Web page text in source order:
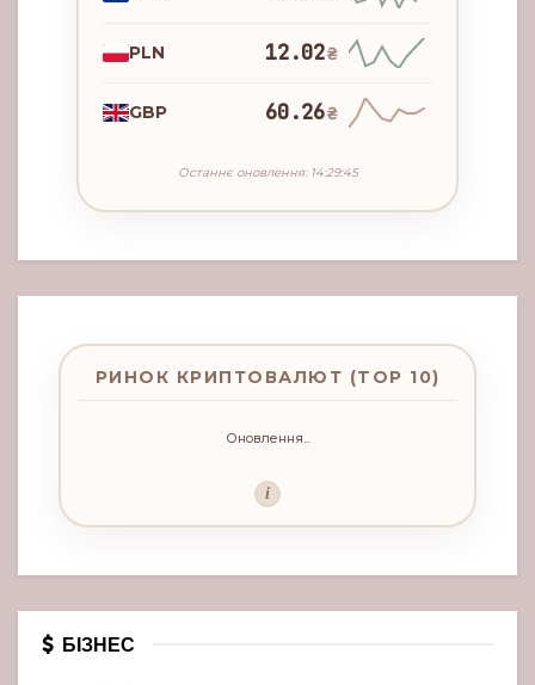
PLN 12.02₴
GBP 60.26₴
Останнє оновлення: 14:29:45
РИНОК КРИПТОВАЛЮТ (TOP 10)
Оновлення...
i
БІЗНЕС